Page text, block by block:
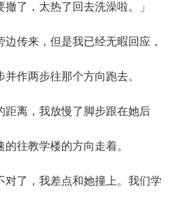
了，太热了回去洗澡啦。」
传来，但是我已经无暇回应，
作两步往那个方向跑去。
离，我放慢了脚步跟在她后
往教学楼的方向走着。
了，我差点和她撞上。我们学